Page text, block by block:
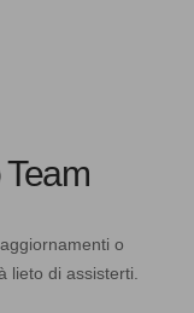
o
lieto di assisterti.